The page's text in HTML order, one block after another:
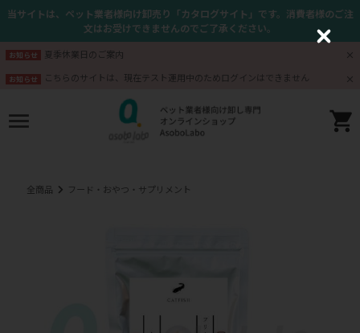
当サイトは、ペット業者様向け卸売り「カタログサイト」です。消費者様のご注
文はお受けできませんのでご了承ください。
お知らせ 夏季休業日のご案内
お知らせ こちらのサイトは、現在テスト運用中のためログインはできません
全商品 フード・おやつ・サプリメント
C